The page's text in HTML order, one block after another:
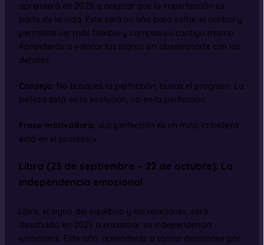
aprenderá en 2025 a aceptar que la imperfección es
parte de la vida. Este será un año para soltar el control y
permitirte ser más flexible y compasivo contigo mismo.
Aprenderás a valorar tus logros sin obsesionarte con los
detalles.
Consejo: No busques la perfección, busca el progreso. La
belleza está en la evolución, no en la perfección.
Frase motivadora: «La perfección es un mito; la belleza
está en el proceso.»
Libra (23 de septiembre – 22 de octubre): La
independencia emocional
Libra, el signo del equilibrio y las relaciones, será
desafiado en 2025 a encontrar su independencia
emocional. Este año, aprenderás a tomar decisiones por